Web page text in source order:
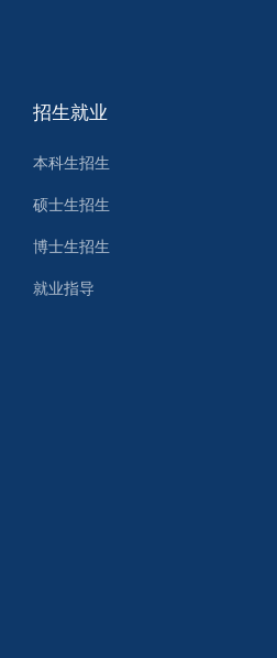
招生就业
本科生招生
硕士生招生
博士生招生
就业指导